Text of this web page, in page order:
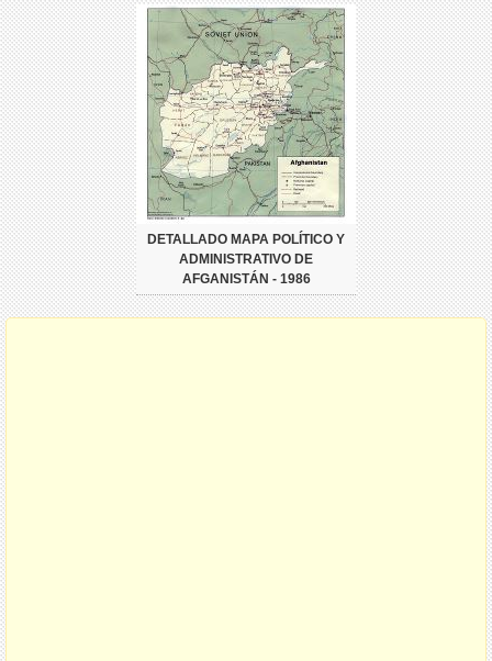
DETALLADO MAPA POLÍTICO Y
ADMINISTRATIVO DE
AFGANISTÁN - 1986